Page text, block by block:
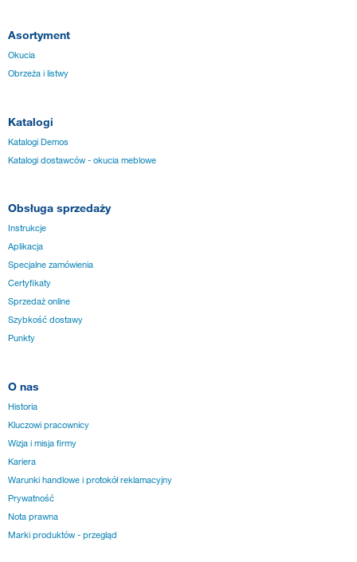
Asortyment
Okucia
Obrzeża i listwy
Katalogi
Katalogi Demos
Katalogi dostawców - okucia meblowe
Obsługa sprzedaży
Instrukcje
Aplikacja
Specjalne zamówienia
Certyfikaty
Sprzedaż online
Szybkość dostawy
Punkty
O nas
Historia
Kluczowi pracownicy
Wizja i misja firmy
Kariera
Warunki handlowe i protokół reklamacyjny
Prywatność
Nota prawna
Marki produktów - przegląd